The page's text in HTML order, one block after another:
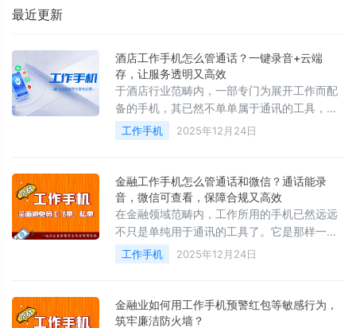
最近更新
酒店工作手机怎么管通话？一键录音+云端
存，让服务透明又高效
于酒店行业范畴内，一部专门为展开工作而配
备的手机，其已然不单单属于通讯的工具，更
是那种集合了管理、风控以及增效等功能于一
体的核心运营平台。
工作手机 2025年12月24日
金融工作手机怎么管通话和微信？通话能录
音，微信可查看，保障合规又高效
在金融领域范畴内，工作所用的手机已然远远
不只是单纯用于通讯的工具了。它是那样一套
综合的方案，这套方案集合了通讯管理、行为
监控、客户关系维护、安全保障以及风险控制
工作手机 2025年12月24日
金融业如何用工作手机预警红包等敏感行为，
筑牢廉洁防火墙？